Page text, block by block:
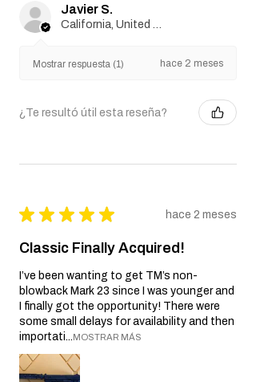
Javier S.
California, United States
Mostrar respuesta (1) hace 2 meses
¿Te resultó útil esta reseña?
★ ★ ★ ★ ★ hace 2 meses
Classic Finally Acquired!
I’ve been wanting to get TM’s non-
blowback Mark 23 since I was younger and
I finally got the opportunity! There were
some small delays for availability and then
importati... MOSTRAR MÁS